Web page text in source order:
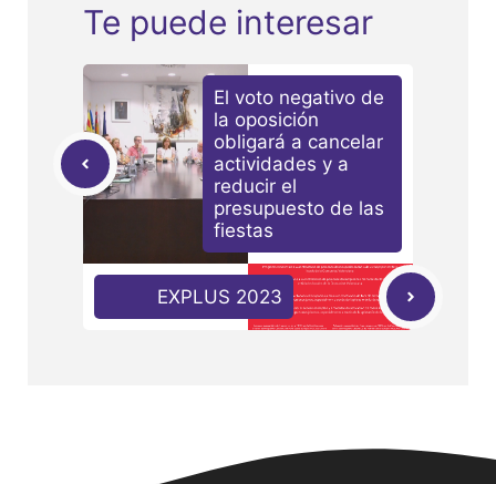
Te puede interesar
El voto negativo de
la oposición
obligará a cancelar
actividades y a
reducir el
presupuesto de las
fiestas
EXPLUS 2023